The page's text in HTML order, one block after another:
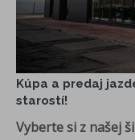
Kúpa a predaj
starostí!
Vyberte si z našej